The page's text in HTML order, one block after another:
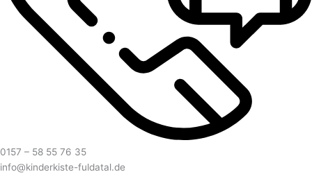
0157 – 58 55 76 35
info@kinderkiste-fuldatal.de